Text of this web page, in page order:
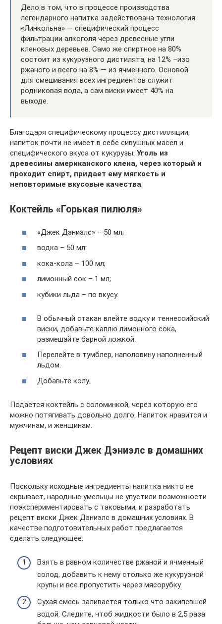
Дело в том, что в процессе производства
легендарного напитка задействована технология
«Линкольна» — специфический процесс
фильтрации алкоголя через древесные угли
кленовых деревьев. Само же спиртное на 80%
состоит из кукурузного дистилята, на 12% –изо
ржаного и всего на 8% — из ячменного. Основой
для смешивания всех ингредиентов служит
родниковая вода, а сам виски имеет 40% на
выходе.
Благодаря специфическому процессу дистилляции,
напиток почти не имеет в себе сивушных масел и
специфического вкуса от кукурузы. Уголь из
древесины американского клена, через который и
проходит спирт, придает ему мягкость и
неповторимые вкусовые качества.
Коктейль «Горькая пилюля»
«Джек Дэниэлс» – 50 мл;
водка – 50 мл:
кока-кола – 100 мл;
лимонный сок – 1 мл;
кубики льда – по вкусу.
В обычный стакан влейте водку и теннессийский
виски, добавьте каплю лимонного сока,
размешайте барной ложкой.
Перелейте в тумблер, наполовину наполненный
льдом.
Добавьте колу.
Подается коктейль с соломинкой, через которую его
можно потягивать довольно долго. Напиток нравится и
мужчинам, и женщинам.
Рецепт виски Джек Дэниэлс в домашних
условиях
Поскольку исходные ингредиенты напитка никто не
скрывает, народные умельцы не упустили возможности
поэкспериментировать с таковыми, и разработать
рецепт виски Джек Дэниэлс в домашних условиях. В
качестве подготовительных работ предлагается
сделать следующее:
Взять в равном количестве ржаной и ячменный
солод, добавить к нему столько же кукурузной
крупы и все пропустить через мясорубку.
Сухая смесь заливается только что закипевшей
водой. Следите, чтоб жидкости было в 2,5 раза